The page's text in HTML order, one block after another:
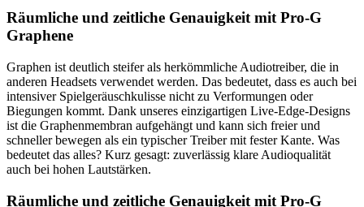
Räumliche und zeitliche Genauigkeit mit Pro-G
Graphene
Graphen ist deutlich steifer als herkömmliche Audiotreiber, die in
anderen Headsets verwendet werden. Das bedeutet, dass es auch bei
intensiver Spielgeräuschkulisse nicht zu Verformungen oder
Biegungen kommt. Dank unseres einzigartigen Live-Edge-Designs
ist die Graphenmembran aufgehängt und kann sich freier und
schneller bewegen als ein typischer Treiber mit fester Kante. Was
bedeutet das alles? Kurz gesagt: zuverlässig klare Audioqualität
auch bei hohen Lautstärken.
Räumliche und zeitliche Genauigkeit mit Pro-G